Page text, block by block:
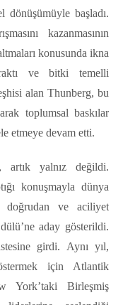
başladı.
kazanmasının
konusunda ikna
ve bitki temelli
alan Thunberg, bu
toplumsal baskılar
etmeye devam etti.
artık yalnız değildi.
konuşmayla dünya
doğrudan ve aciliyet
aday gösterildi.
girdi. Aynı yıl,
için Atlantik
York’taki Birleşmiş